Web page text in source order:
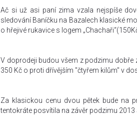
Ač si už asi paní zima vzala nejspíše
sledování Baníčku na Bazalech klasické
o hřejivé rukavice s logem
V doprodeji budou všem z podzimu dobře
350 Kč o proti dřívějším "čtyřem kilům" v
Za klasickou cenu dvou pětek bude na
tentokráte posvítila na závěr podzimu